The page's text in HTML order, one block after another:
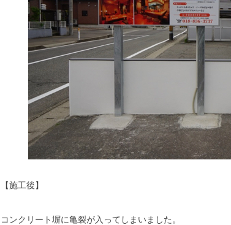
【施工後】
コンクリート塀に亀裂が入ってしまいました。